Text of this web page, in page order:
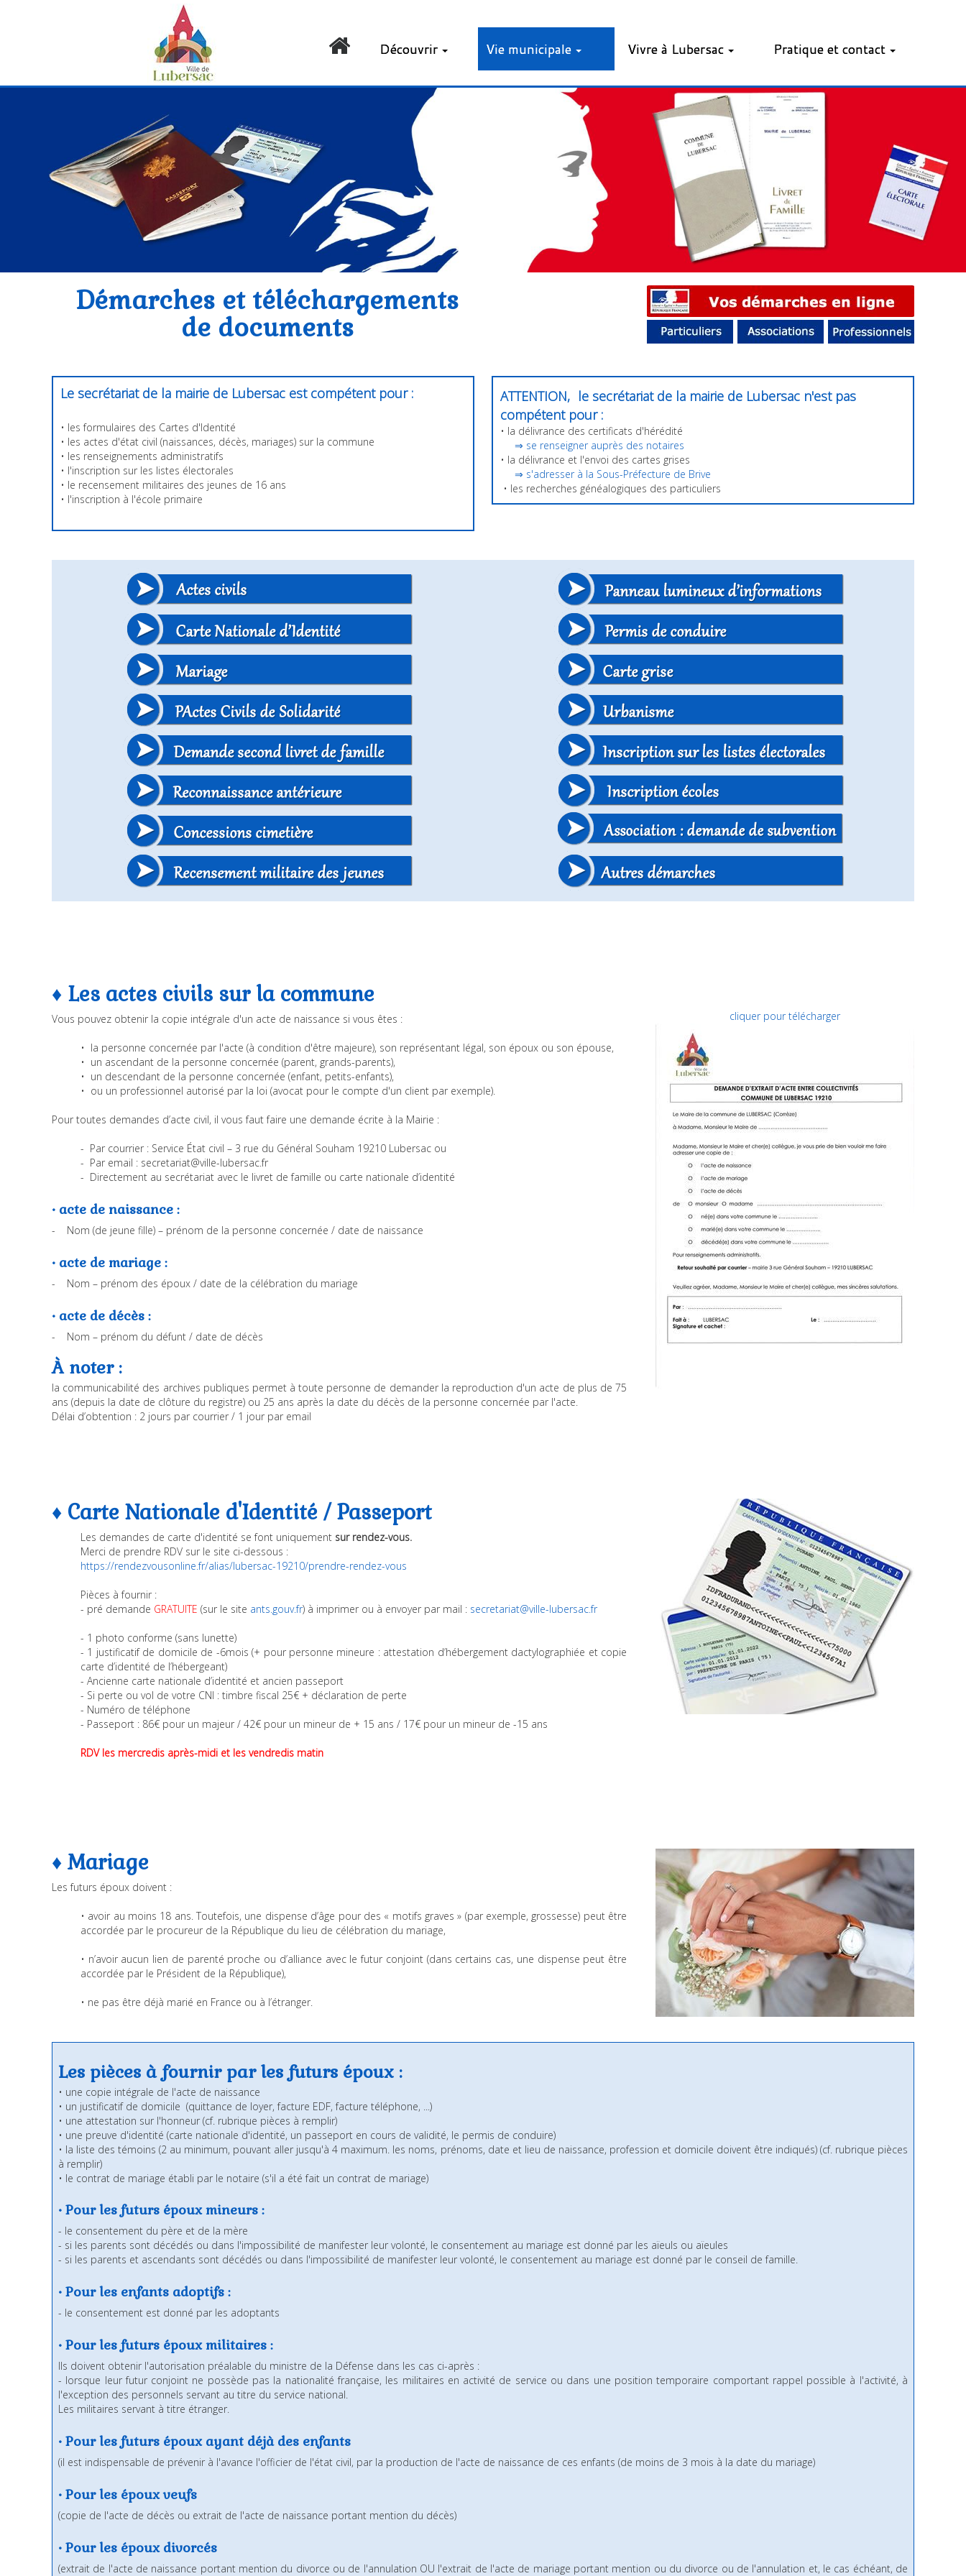
Découvrir Vie municipale Vivre à Lubersac Pratique et contact
Démarches et téléchargements
de documents
Le secrétariat de la mairie de Lubersac est compétent pour :
• les formulaires des Cartes d'Identité
• les actes d'état civil (naissances, décès, mariages) sur la commune
• les renseignements administratifs
• l'inscription sur les listes électorales
• le recensement militaires des jeunes de 16 ans
• l'inscription à l'école primaire
ATTENTION, le secrétariat de la mairie de Lubersac n'est pas
compétent pour :
• la délivrance des certificats d'hérédité
⇒ se renseigner auprès des notaires
• la délivrance et l'envoi des cartes grises
⇒ s'adresser à la Sous-Préfecture de Brive
• les recherches généalogiques des particuliers
♦ Les actes civils sur la commune
Vous pouvez obtenir la copie intégrale d'un acte de naissance si vous êtes :
• la personne concernée par l'acte (à condition d'être majeure), son représentant légal, son époux ou son épouse,
• un ascendant de la personne concernée (parent, grands-parents),
• un descendant de la personne concernée (enfant, petits-enfants),
• ou un professionnel autorisé par la loi (avocat pour le compte d'un client par exemple).
Pour toutes demandes d’acte civil, il vous faut faire une demande écrite à la Mairie :
- Par courrier : Service État civil – 3 rue du Général Souham 19210 Lubersac ou
- Par email : secretariat@ville-lubersac.fr
- Directement au secrétariat avec le livret de famille ou carte nationale d’identité
• acte de naissance :
- Nom (de jeune fille) – prénom de la personne concernée / date de naissance
• acte de mariage :
- Nom – prénom des époux / date de la célébration du mariage
• acte de décès :
- Nom – prénom du défunt / date de décès
À noter :
la communicabilité des archives publiques permet à toute personne de demander la reproduction d'un acte de plus de 75
ans (depuis la date de clôture du registre) ou 25 ans après la date du décès de la personne concernée par l'acte.
Délai d’obtention : 2 jours par courrier / 1 jour par email
cliquer pour télécharger
♦ Carte Nationale d'Identité / Passeport
Les demandes de carte d'identité se font uniquement sur rendez-vous.
Merci de prendre RDV sur le site ci-dessous :
https://rendezvousonline.fr/alias/lubersac-19210/prendre-rendez-vous
Pièces à fournir :
- pré demande GRATUITE (sur le site ants.gouv.fr) à imprimer ou à envoyer par mail : secretariat@ville-lubersac.fr
- 1 photo conforme (sans lunette)
- 1 justificatif de domicile de -6mois (+ pour personne mineure : attestation d’hébergement dactylographiée et copie
carte d’identité de l’hébergeant)
- Ancienne carte nationale d’identité et ancien passeport
- Si perte ou vol de votre CNI : timbre fiscal 25€ + déclaration de perte
- Numéro de téléphone
- Passeport : 86€ pour un majeur / 42€ pour un mineur de + 15 ans / 17€ pour un mineur de -15 ans
RDV les mercredis après-midi et les vendredis matin
♦ Mariage
Les futurs époux doivent :
• avoir au moins 18 ans. Toutefois, une dispense d’âge pour des « motifs graves » (par exemple, grossesse) peut être
accordée par le procureur de la République du lieu de célébration du mariage,
• n’avoir aucun lien de parenté proche ou d’alliance avec le futur conjoint (dans certains cas, une dispense peut être
accordée par le Président de la République),
• ne pas être déjà marié en France ou à l’étranger.
Les pièces à fournir par les futurs époux :
• une copie intégrale de l'acte de naissance
• un justificatif de domicile (quittance de loyer, facture EDF, facture téléphone, ...)
• une attestation sur l'honneur (cf. rubrique pièces à remplir)
• une preuve d'identité (carte nationale d'identité, un passeport en cours de validité, le permis de conduire)
• la liste des témoins (2 au minimum, pouvant aller jusqu'à 4 maximum. les noms, prénoms, date et lieu de naissance, profession et domicile doivent être indiqués) (cf. rubrique pièces
à remplir)
• le contrat de mariage établi par le notaire (s'il a été fait un contrat de mariage)
• Pour les futurs époux mineurs :
- le consentement du père et de la mère
- si les parents sont décédés ou dans l'impossibilité de manifester leur volonté, le consentement au mariage est donné par les aïeuls ou aïeules
- si les parents et ascendants sont décédés ou dans l'impossibilité de manifester leur volonté, le consentement au mariage est donné par le conseil de famille.
• Pour les enfants adoptifs :
- le consentement est donné par les adoptants
• Pour les futurs époux militaires :
Ils doivent obtenir l'autorisation préalable du ministre de la Défense dans les cas ci-après :
- lorsque leur futur conjoint ne possède pas la nationalité française, les militaires en activité de service ou dans une position temporaire comportant rappel possible à l'activité, à
l'exception des personnels servant au titre du service national.
Les militaires servant à titre étranger.
• Pour les futurs époux ayant déjà des enfants
(il est indispensable de prévenir à l'avance l'officier de l'état civil, par la production de l'acte de naissance de ces enfants (de moins de 3 mois à la date du mariage)
• Pour les époux veufs
(copie de l'acte de décès ou extrait de l'acte de naissance portant mention du décès)
• Pour les époux divorcés
(extrait de l'acte de naissance portant mention du divorce ou de l'annulation OU l'extrait de l'acte de mariage portant mention ou du divorce ou de l'annulation et, le cas échéant, de